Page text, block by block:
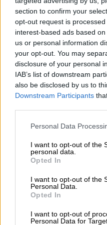
section to confirm your
opt-out request is
interest-based ads based
us or personal information
your opt-out. You may
disclosure of your personal
IAB’s list of downstream
also be disclosed by us to
Downstream Participants
Please note that this
not limited to your visit or
grant or deny consent to
use your data for below
consent section.
Personal Data
I want to opt-out of the
personal data.
Opted In
I want to opt-out of the
Personal Data.
Opted In
I want to opt-out of
Personal Data for
παρουσιάζουν
μαλάκια και
πολλαπλά άκρα.
Η περίπτωσή τους
από το γεγονός πως
ως προνύμφες,
πολλαπλούς
«Στους
σώμα χωρίζεται σε
Ωστόσο, στους
καταλάβουμε πώς
με τα σώματα των
σημειώνει ο Τζεφ
ειδικός στην